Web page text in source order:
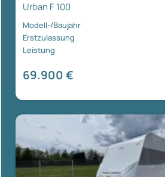
Urban F 100
Modell-/Baujahr
Erstzulassung
Leistung
69.900 €